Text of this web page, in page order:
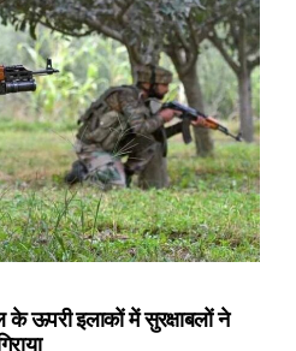
के ऊपरी इलाकों में सुरक्षाबलों ने